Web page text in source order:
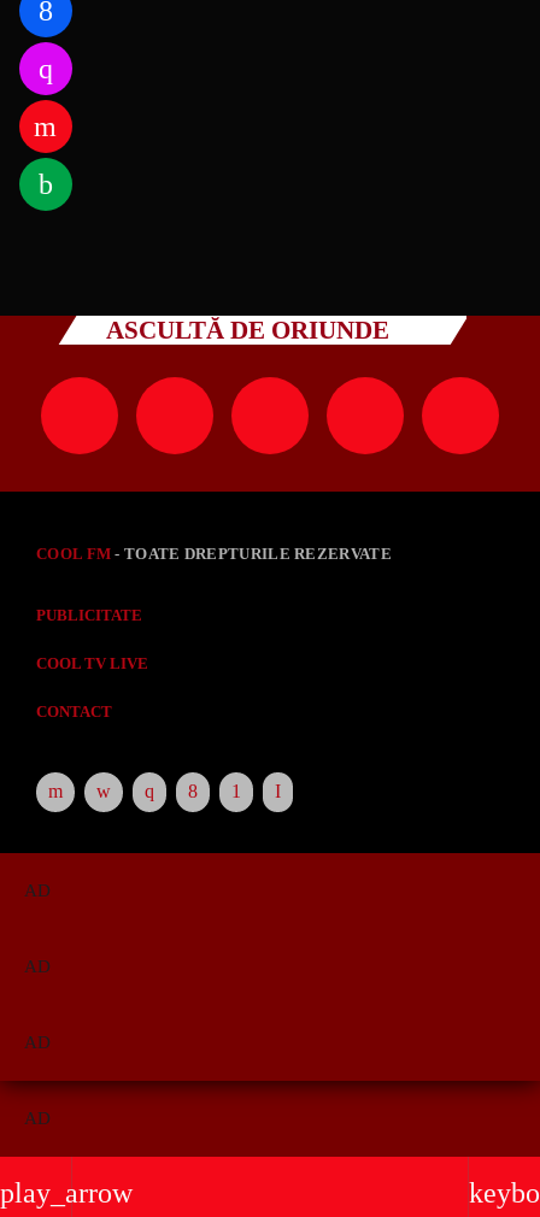
play_arrow
ASCULTĂ DE ORIUNDE
COOL FM - TOATE DREPTURILE REZERVATE
PUBLICITATE
COOL TV LIVE
CONTACT
AD
AD
AD
AD